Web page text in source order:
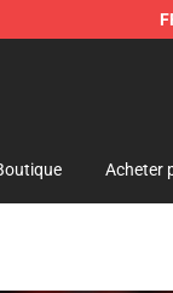
Acheter